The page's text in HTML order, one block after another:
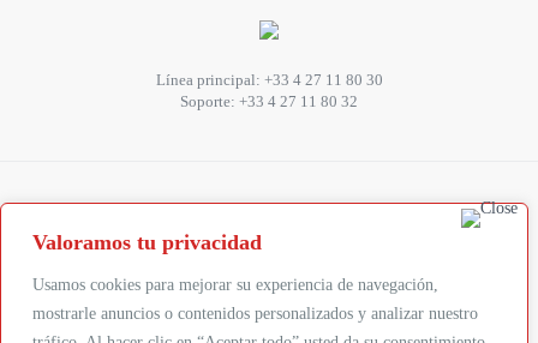
Valoramos tu privacidad
Usamos cookies para mejorar su experiencia de navegación,
mostrarle anuncios o contenidos personalizados y analizar nuestro
Línea principal: +33 4 27 11 80 30
Soporte: +33 4 27 11 80 32
Abonnez-vous à la newsletter